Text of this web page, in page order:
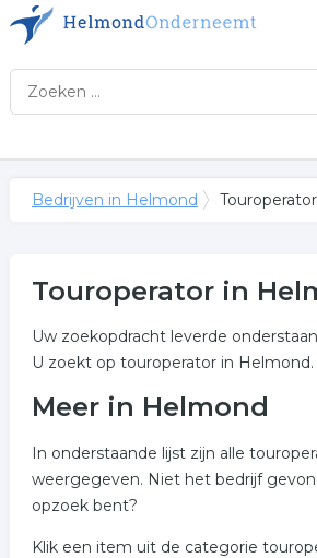
Bedrijven in Helmond
Touroperator in
Uw zoekopdracht leverde
U zoekt op touroperator in Helmond.
Meer in Helmond
In onderstaande lijst zijn alle
weergegeven. Niet het bedrijf
opzoek bent?
Klik een item uit de categorie